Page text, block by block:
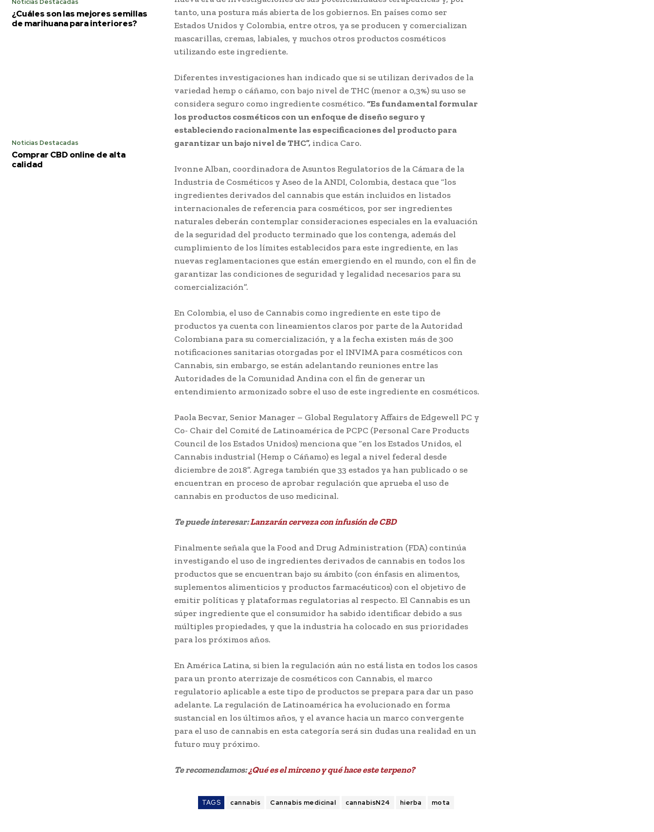
¿Cuáles son las mejores semillas
de marihuana para interiores?
Noticias Destacadas
Comprar CBD online de alta
calidad
tanto, una postura más abierta de los gobiernos. En países como ser
Estados Unidos y Colombia, entre otros, ya se producen y comercializan
mascarillas, cremas, labiales, y muchos otros productos cosméticos
utilizando este ingrediente.
Diferentes investigaciones han indicado que si se utilizan derivados de la
variedad hemp o cáñamo, con bajo nivel de THC (menor a 0,3%) su uso se
considera seguro como ingrediente cosmético. “Es fundamental formular
los productos cosméticos con un enfoque de diseño seguro y
estableciendo racionalmente las especificaciones del producto para
garantizar un bajo nivel de THC”, indica Caro.
Ivonne Alban, coordinadora de Asuntos Regulatorios de la Cámara de la
Industria de Cosméticos y Aseo de la ANDI, Colombia, destaca que “los
ingredientes derivados del cannabis que están incluidos en listados
internacionales de referencia para cosméticos, por ser ingredientes
naturales deberán contemplar consideraciones especiales en la evaluación
de la seguridad del producto terminado que los contenga, además del
cumplimiento de los límites establecidos para este ingrediente, en las
nuevas reglamentaciones que están emergiendo en el mundo, con el fin de
garantizar las condiciones de seguridad y legalidad necesarios para su
comercialización”.
En Colombia, el uso de Cannabis como ingrediente en este tipo de
productos ya cuenta con lineamientos claros por parte de la Autoridad
Colombiana para su comercialización, y a la fecha existen más de 300
notificaciones sanitarias otorgadas por el INVIMA para cosméticos con
Cannabis, sin embargo, se están adelantando reuniones entre las
Autoridades de la Comunidad Andina con el fin de generar un
entendimiento armonizado sobre el uso de este ingrediente en cosméticos.
Paola Becvar, Senior Manager – Global Regulatory Affairs de Edgewell PC y
Co- Chair del Comité de Latinoamérica de PCPC (Personal Care Products
Council de los Estados Unidos) menciona que “en los Estados Unidos, el
Cannabis industrial (Hemp o Cáñamo) es legal a nivel federal desde
diciembre de 2018”. Agrega también que 33 estados ya han publicado o se
encuentran en proceso de aprobar regulación que aprueba el uso de
cannabis en productos de uso medicinal.
Te puede interesar:Lanzarán cerveza con infusión de CBD
Finalmente señala que la Food and Drug Administration (FDA) continúa
investigando el uso de ingredientes derivados de cannabis en todos los
productos que se encuentran bajo su ámbito (con énfasis en alimentos,
suplementos alimenticios y productos farmacéuticos) con el objetivo de
emitir políticas y plataformas regulatorias al respecto. El Cannabis es un
súper ingrediente que el consumidor ha sabido identificar debido a sus
múltiples propiedades, y que la industria ha colocado en sus prioridades
para los próximos años.
En América Latina, si bien la regulación aún no está lista en todos los casos
para un pronto aterrizaje de cosméticos con Cannabis, el marco
regulatorio aplicable a este tipo de productos se prepara para dar un paso
adelante. La regulación de Latinoamérica ha evolucionado en forma
sustancial en los últimos años, y el avance hacia un marco convergente
para el uso de cannabis en esta categoría será sin dudas una realidad en un
futuro muy próximo.
Te recomendamos:¿Qué es el mirceno y qué hace este terpeno?
TAGS cannabis Cannabis medicinal cannabisN24 hierba mota